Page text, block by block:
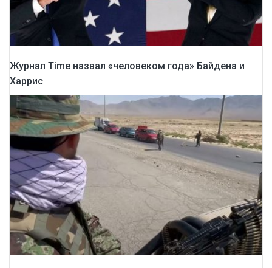
Журнал Time назвал «человеком года» Байдена и
Харрис